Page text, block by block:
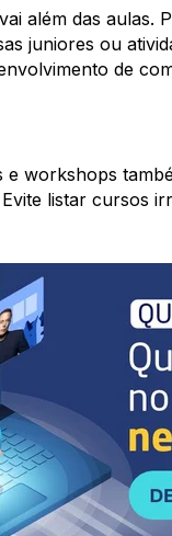
vai além das aulas.
juniores ou
de
workshops
listar cursos